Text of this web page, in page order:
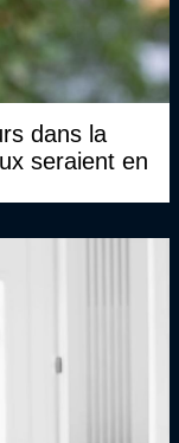
dans la
seraient en